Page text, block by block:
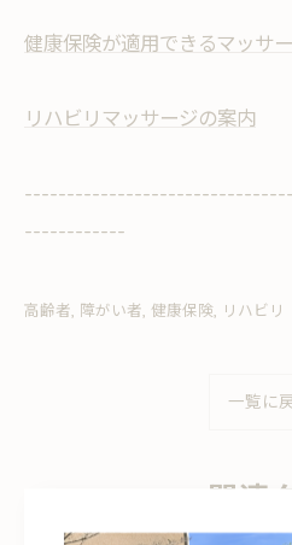
健康保険が適用できるマッサ
リハビリマッサージの案内
------------
高齢者 障がい者 健康保険 リハビリ
一覧に
関連